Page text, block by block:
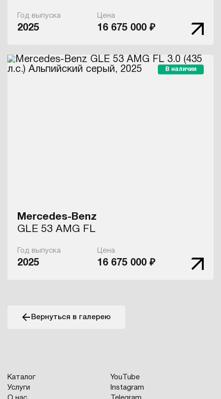
Год выпуска
2025
Цена
16 675 000 ₽
В наличии
Mercedes-Benz
GLE 53 AMG FL
Год выпуска
2025
Цена
16 675 000 ₽
Вернуться в галерею
Каталог
Услуги
YouTube
Instagram